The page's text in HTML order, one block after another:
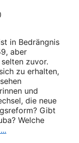
in Bedrängnis
aber
zuvor.
zu erhalten,
und
die neue
Gibt
Welche